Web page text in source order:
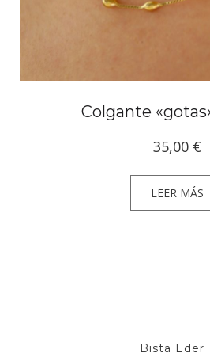
Colgante
35,00 €
LEER MÁS
Bista Eder